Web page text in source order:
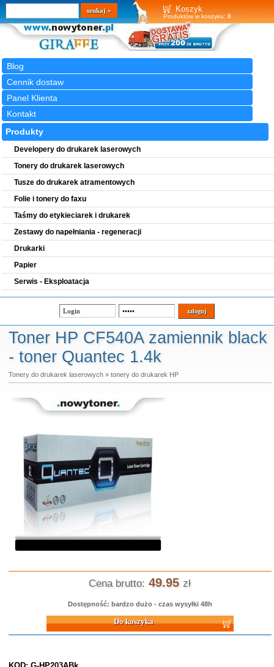
Koszyk
Produktów w koszyku: 0
Blog
Cennik dostaw
Panel Klienta
Kontakt
Wyszukiwarka
szukaj
Produkty
Developery do drukarek laserowych
Tonery do drukarek laserowych
Tusze do drukarek atramentowych
Folie i tonery do faxu
Taśmy do etykieciarek i drukarek
Zestawy do napełniania - regeneracji
Drukarki
Papier
Serwis - Eksploatacja
Toner HP CF540A zamiennik black
- toner Quantec 1.4k
Tonery do drukarek laserowych» tonery do drukarek HP
Cena brutto: 49.95 zł
Dostępność: bardzo dużo - czas wysyłki 48h
Do koszyka